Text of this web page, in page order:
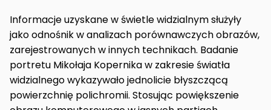
Informacje uzyskane w świetle widzialnym służyły
jako odnośnik w analizach porównawczych obrazów,
zarejestrowanych w innych technikach. Badanie
portretu Mikołaja Kopernika w zakresie światła
widzialnego wykazywało jednolicie błyszczącą
powierzchnię polichromii. Stosując powiększenie